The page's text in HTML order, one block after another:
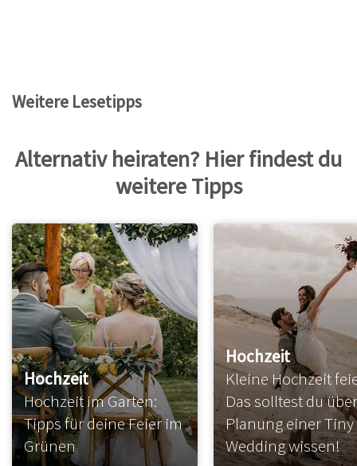
Weitere Lesetipps
Alternativ heiraten? Hier findest du
weitere Tipps
Hochzeit
Hochzeit im Garten:
Tipps für deine Feier im
Grünen
Hochzeit
Kleine Hochzeit
Das solltest du
Planung einer Tiny
Wedding wissen!